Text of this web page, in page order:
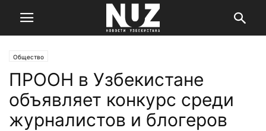
Общество
ПРООН в Узбекистане
объявляет конкурс среди
журналистов и блогеров